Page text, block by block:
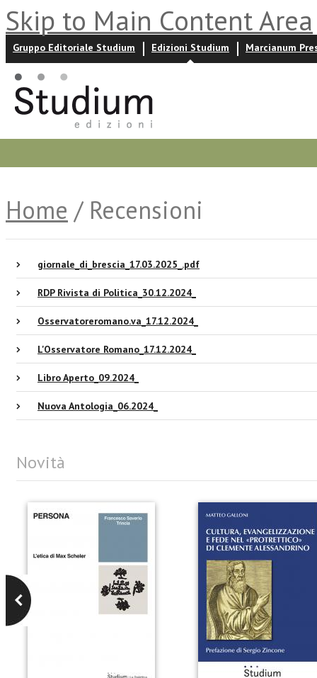
Skip to Main Content Area
Gruppo Editoriale Studium Edizioni Studium Marcianum
Home / Recensioni
giornale_di_brescia_17.03.2025_.pdf
RDP Rivista di Politica_30.12.2024_
Osservatoreromano.va_17.12.2024_
L'Osservatore Romano_17.12.2024_
Libro Aperto_09.2024_
Nuova Antologia_06.2024_
Novità